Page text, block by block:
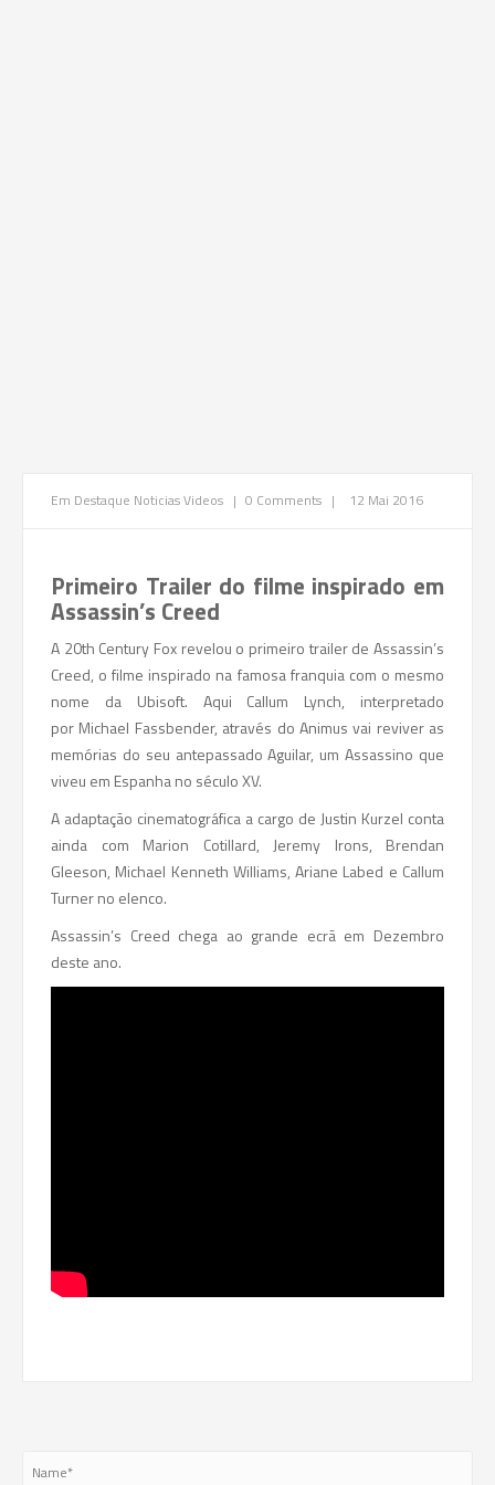
Em Destaque NoticiasVideos | 0 Comments | 12 Mai 2016
Primeiro Trailer do filme inspirado em
Assassin’s Creed
A 20th Century Fox revelou o primeiro trailer de Assassin’s
Creed, o filme inspirado na famosa franquia com o mesmo
nome da Ubisoft. Aqui Callum Lynch, interpretado
por Michael Fassbender, através do Animus vai reviver as
memórias do seu antepassado Aguilar, um Assassino que
viveu em Espanha no século XV.
A adaptação cinematográfica a cargo de Justin Kurzel conta
ainda com Marion Cotillard, Jeremy Irons, Brendan
Gleeson, Michael Kenneth Williams, Ariane Labed e Callum
Turner no elenco.
Assassin’s Creed chega ao grande ecrã em Dezembro
deste ano.